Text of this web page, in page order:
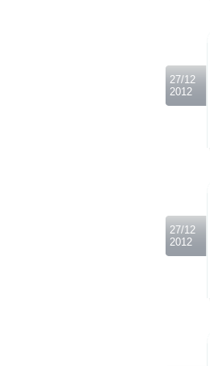
27/12
2012
27/12
2012